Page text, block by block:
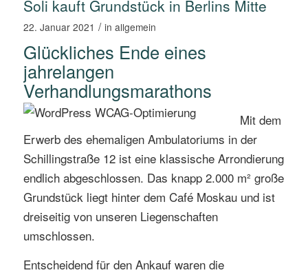
Soli kauft Grundstück in Berlins Mitte
22. Januar 2021 / in allgemein
Glückliches Ende eines
jahrelangen
Verhandlungsmarathons
Mit dem
Erwerb des ehemaligen Ambulatoriums in der
Schillingstraße 12 ist eine klassische Arrondierung
endlich abgeschlossen. Das knapp 2.000 m² große
Grundstück liegt hinter dem Café Moskau und ist
dreiseitig von unseren Liegenschaften
umschlossen.
Entscheidend für den Ankauf waren die